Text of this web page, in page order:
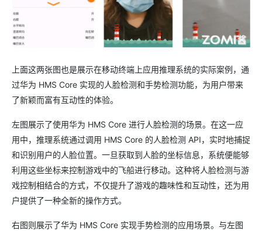
上面这两张图也是展示在移动终端上应用推理系统的实际案例，通
过华为 HMS Core 实现的人脸检测和手势检测功能，为用户带来
了新颖而富有互动性的体验。
左图展示了使用华为 HMS Core 进行人脸检测的场景。在这一应
用中，推理系统通过调用 HMS Core 的人脸检测 API，实时地捕捉
和识别用户的人脸位置。一旦获取到人脸的坐标信息，系统便能够
利用这些坐标来控制游戏中的飞船进行移动。这种将人脸检测与游
戏控制相结合的方式，不仅提升了游戏的趣味性和互动性，还为用
户提供了一种全新的操作方式。
右图则展示了华为 HMS Core 实现手势检测的应用场景。与左图